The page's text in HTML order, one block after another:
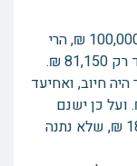
התובעת טוענת, שגם אם הייתה מחילה על 100,000 ₪, הרי
שעל פי פסק הבורר התחייב מר ישראל לדוד רק 81,150 ₪.
חיוב, ואחיעד
אפילו את היתרה של 18,850 ₪. ועל כן ישנם
מניות, שעל פי עסקת המכר היו שוות 18,850 ₪, שלא נתנה